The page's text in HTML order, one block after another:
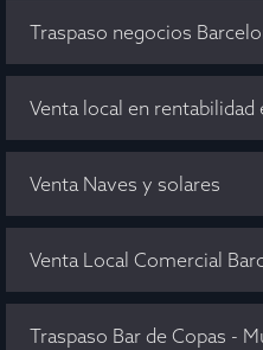
Traspaso negocios
Venta local en rentabilidad
Venta Naves y solares
Venta Local Comercial
Traspaso Bar de Copas -